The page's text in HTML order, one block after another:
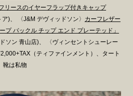
リースのイヤーフラップ付きキャップ
)、
〈J&M デヴィッドソン〉 カーフレザー
プ バックル チップ エンド プレーテッド」
ソン 青山店)、
〈ヴィンセントシューレー
（ティファインメント）、タート
靴は私物